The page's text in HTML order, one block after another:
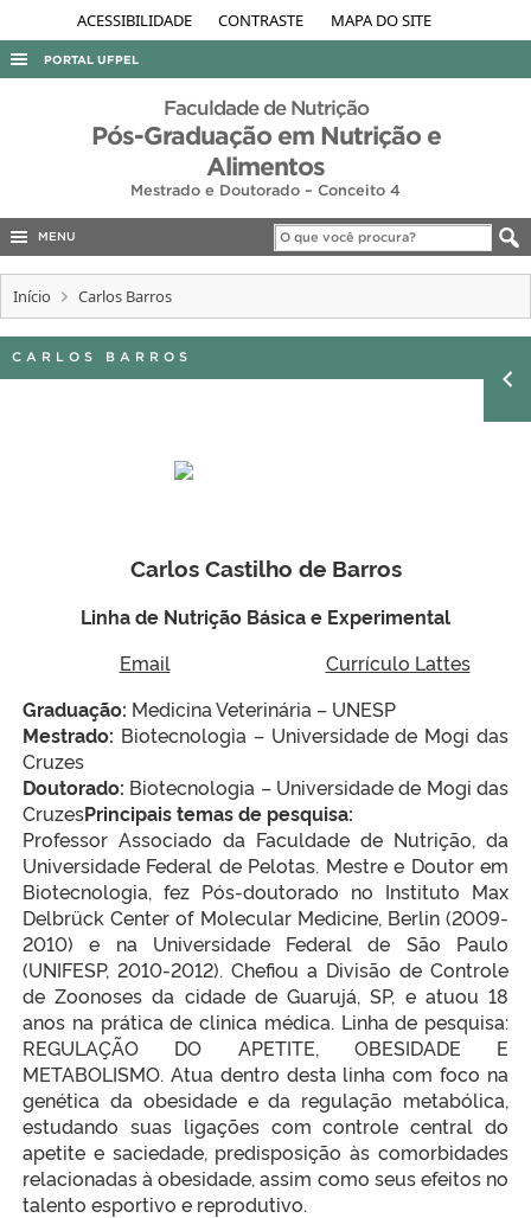
ACESSIBILIDADE CONTRASTE MAPA DO SITE
PORTAL UFPEL
ACESSO À INFORMAÇÃO
AUDITORIA
CONCURSOS
INTERNACIONAL
PORTARIAS
Faculdade de Nutrição
Pós-Graduação em Nutrição e
Alimentos
Mestrado e Doutorado – Conceito 4
MENU
Início Carlos Barros
CARLOS BARROS
Carlos Castilho de Barros
Linha de Nutrição Básica e Experimental
Email
Currículo Lattes
Graduação: Medicina Veterinária – UNESP
Mestrado: Biotecnologia – Universidade de Mogi das
Cruzes
Doutorado: Biotecnologia – Universidade de Mogi das
CruzesPrincipais temas de pesquisa:
Professor Associado da Faculdade de Nutrição, da
Universidade Federal de Pelotas. Mestre e Doutor em
Biotecnologia, fez Pós-doutorado no Instituto Max
Delbrück Center of Molecular Medicine, Berlin (2009-
2010) e na Universidade Federal de São Paulo
(UNIFESP, 2010-2012). Chefiou a Divisão de Controle
de Zoonoses da cidade de Guarujá, SP, e atuou 18
anos na prática de clinica médica. Linha de pesquisa:
REGULAÇÃO DO APETITE, OBESIDADE E
METABOLISMO. Atua dentro desta linha com foco na
genética da obesidade e da regulação metabólica,
estudando suas ligações com controle central do
apetite e saciedade, predisposição às comorbidades
relacionadas à obesidade, assim como seus efeitos no
talento esportivo e reprodutivo.